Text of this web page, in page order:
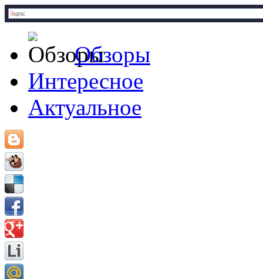
Обзоры
Интересное
Актуальное